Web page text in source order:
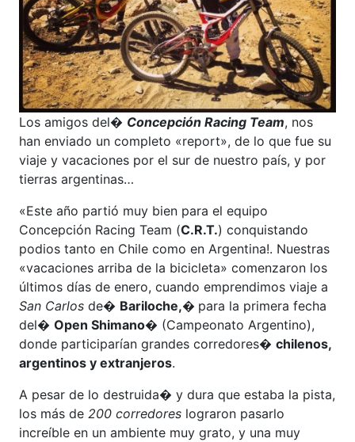
Los amigos del� Concepción Racing Team, nos
han enviado un completo «report», de lo que fue su
viaje y vacaciones por el sur de nuestro país, y por
tierras argentinas…
«Este año partió muy bien para el equipo
Concepción Racing Team (C.R.T.) conquistando
podios tanto en Chile como en Argentina!. Nuestras
«vacaciones arriba de la bicicleta» comenzaron los
últimos días de enero, cuando emprendimos viaje a
San Carlos de� Bariloche,� para la primera fecha
del� Open Shimano� (Campeonato Argentino),
donde participarían grandes corredores� chilenos,
argentinos y extranjeros.
A pesar de lo destruida� y dura que estaba la pista,
los más de 200 corredores lograron pasarlo
increíble en un ambiente muy grato, y una muy